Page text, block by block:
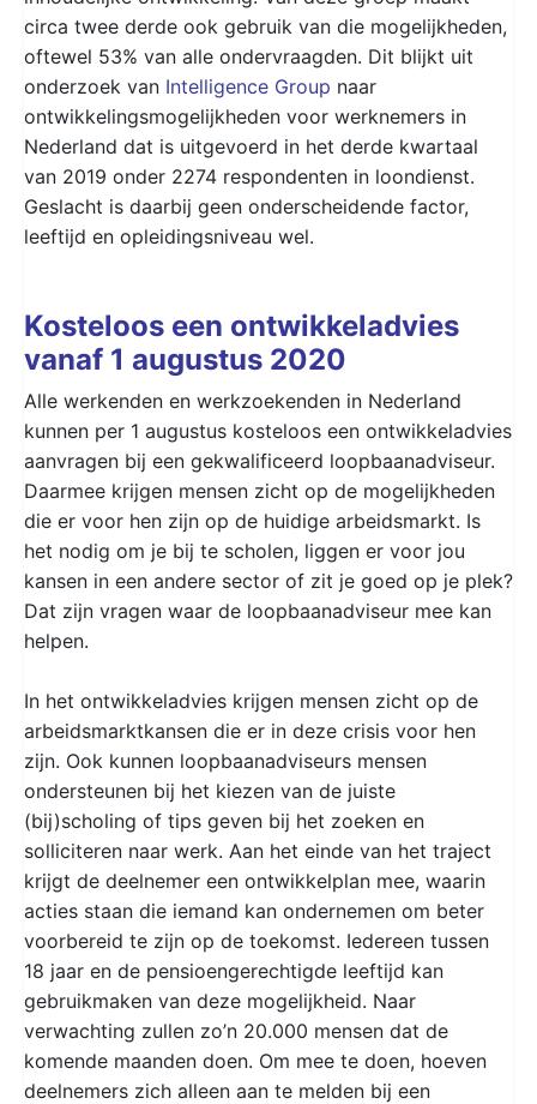
circa twee derde ook gebruik van die mogelijkheden,
oftewel 53% van alle ondervraagden. Dit blijkt uit
onderzoek van Intelligence Group naar
ontwikkelingsmogelijkheden voor werknemers in
Nederland dat is uitgevoerd in het derde kwartaal
van 2019 onder 2274 respondenten in loondienst.
Geslacht is daarbij geen onderscheidende factor,
leeftijd en opleidingsniveau wel.
Kosteloos een ontwikkeladvies
vanaf 1 augustus 2020
Alle werkenden en werkzoekenden in Nederland
kunnen per 1 augustus kosteloos een ontwikkeladvies
aanvragen bij een gekwalificeerd loopbaanadviseur.
Daarmee krijgen mensen zicht op de mogelijkheden
die er voor hen zijn op de huidige arbeidsmarkt. Is
het nodig om je bij te scholen, liggen er voor jou
kansen in een andere sector of zit je goed op je plek?
Dat zijn vragen waar de loopbaanadviseur mee kan
helpen.
In het ontwikkeladvies krijgen mensen zicht op de
arbeidsmarktkansen die er in deze crisis voor hen
zijn. Ook kunnen loopbaanadviseurs mensen
ondersteunen bij het kiezen van de juiste
(bij)scholing of tips geven bij het zoeken en
solliciteren naar werk. Aan het einde van het traject
krijgt de deelnemer een ontwikkelplan mee, waarin
acties staan die iemand kan ondernemen om beter
voorbereid te zijn op de toekomst. Iedereen tussen
18 jaar en de pensioengerechtigde leeftijd kan
gebruikmaken van deze mogelijkheid. Naar
verwachting zullen zo’n 20.000 mensen dat de
komende maanden doen. Om mee te doen, hoeven
deelnemers zich alleen aan te melden bij een